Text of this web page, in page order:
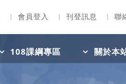
會員登入 刊登訊息 聯
108課綱專區 關於本